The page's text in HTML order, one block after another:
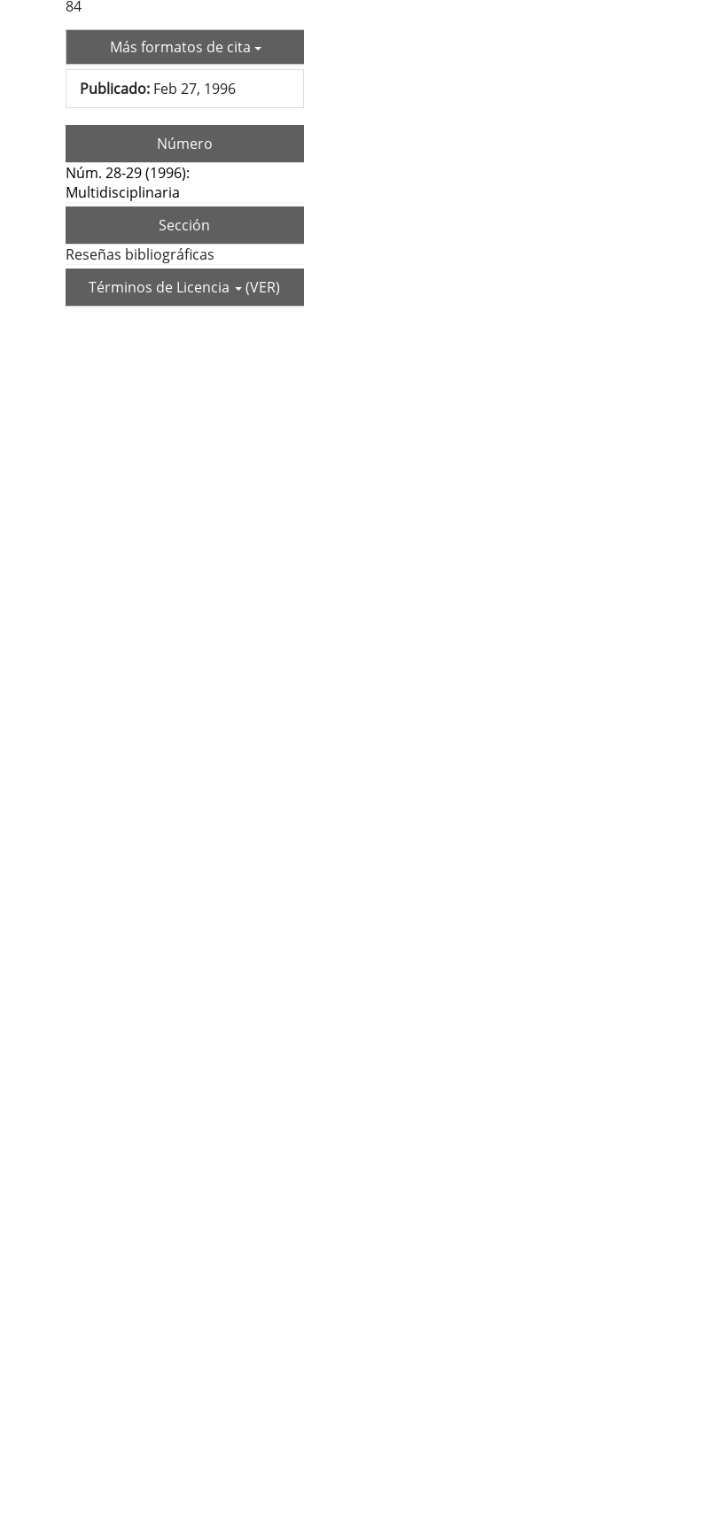
84
Más formatos de cita
Publicado: Feb 27, 1996
Número
Núm. 28-29 (1996):
Multidisciplinaria
Sección
Reseñas bibliográficas
Términos de Licencia
(VER)